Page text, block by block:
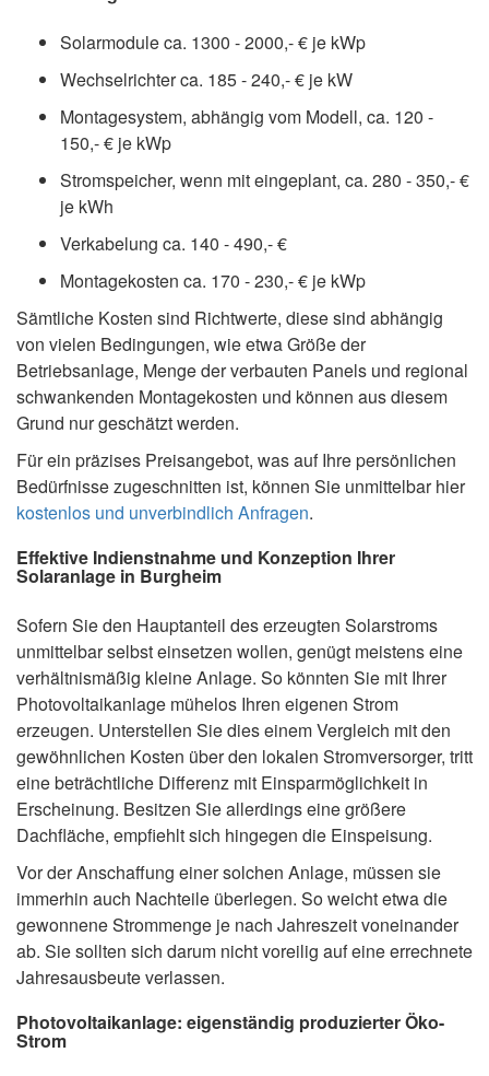
Solarmodule ca. 1300 - 2000,- € je kWp
Wechselrichter ca. 185 - 240,- € je kW
Montagesystem, abhängig vom Modell, ca. 120 -
150,- € je kWp
Stromspeicher, wenn mit eingeplant, ca. 280 - 350,- €
je kWh
Verkabelung ca. 140 - 490,- €
Montagekosten ca. 170 - 230,- € je kWp
Sämtliche Kosten sind Richtwerte, diese sind abhängig
von vielen Bedingungen, wie etwa Größe der
Betriebsanlage, Menge der verbauten Panels und regional
schwankenden Montagekosten und können aus diesem
Grund nur geschätzt werden.
Für ein präzises Preisangebot, was auf Ihre persönlichen
Bedürfnisse zugeschnitten ist, können Sie unmittelbar hier
kostenlos und unverbindlich Anfragen.
Effektive Indienstnahme und Konzeption Ihrer
Solaranlage in Burgheim
Sofern Sie den Hauptanteil des erzeugten Solarstroms
unmittelbar selbst einsetzen wollen, genügt meistens eine
verhältnismäßig kleine Anlage. So könnten Sie mit Ihrer
Photovoltaikanlage mühelos Ihren eigenen Strom
erzeugen. Unterstellen Sie dies einem Vergleich mit den
gewöhnlichen Kosten über den lokalen Stromversorger, tritt
eine beträchtliche Differenz mit Einsparmöglichkeit in
Erscheinung. Besitzen Sie allerdings eine größere
Dachfläche, empfiehlt sich hingegen die Einspeisung.
Vor der Anschaffung einer solchen Anlage, müssen sie
immerhin auch Nachteile überlegen. So weicht etwa die
gewonnene Strommenge je nach Jahreszeit voneinander
ab. Sie sollten sich darum nicht voreilig auf eine errechnete
Jahresausbeute verlassen.
Photovoltaikanlage: eigenständig produzierter Öko-
Strom